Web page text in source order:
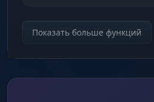
Максимальная
эмулируя движения мыши.
вмешательства в процесс.
Показать больше функций